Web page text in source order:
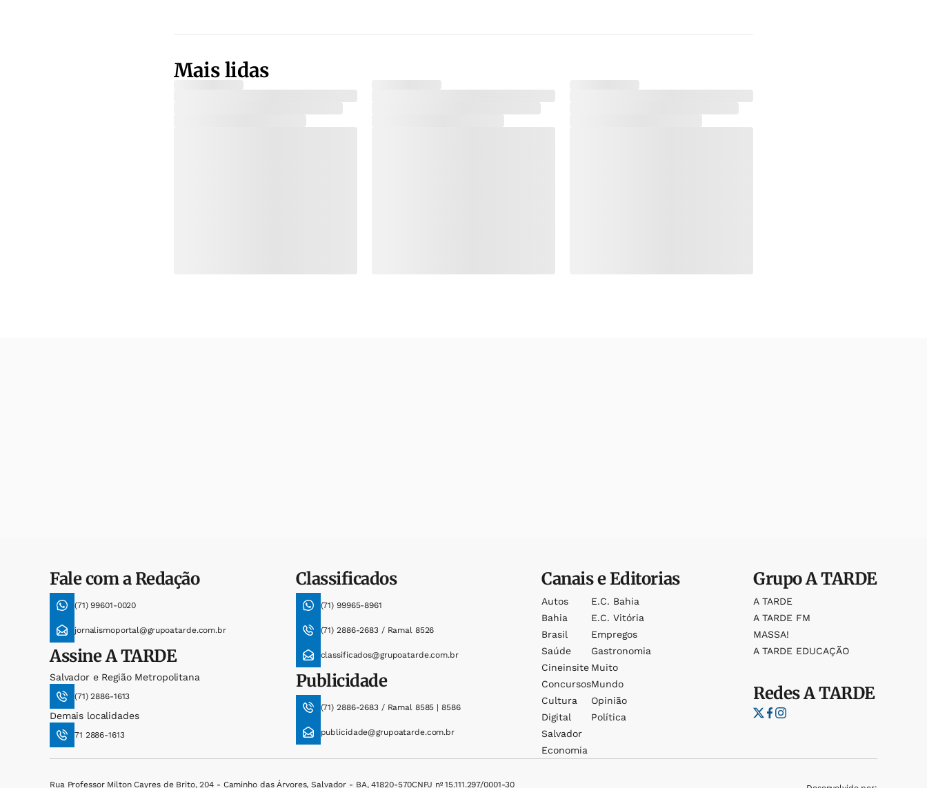
Mais lidas
Fale com a Redação
(71) 99601-0020
jornalismoportal@grupoatarde.com.br
AssineA TARDE
Salvador e Região Metropolitana
(71) 2886-1613
Demais localidades
71 2886-1613
Classificados
(71) 99965-8961
(71) 2886-2683 / Ramal 8526
classificados@grupoatarde.com.br
Publicidade
(71) 2886-2683 / Ramal 8585 | 8586
publicidade@grupoatarde.com.br
Canais e Editorias
Autos
Bahia
Brasil
Saúde
Cineinsite
Concursos
Cultura
Digital
Salvador
Economia
E.c. Bahia
E.c. Vitória
Empregos
Gastronomia
Muito
Mundo
Opinião
Política
GrupoA TARDE
A TARDE
A TARDE FM
MASSA!
A TARDE EDUCAÇÃO
RedesA TARDE
Rua Professor Milton Cayres de Brito, 204 - Caminho das Árvores, Salvador - BA, 41820-570CNPJ nº 15.111.297/0001-30